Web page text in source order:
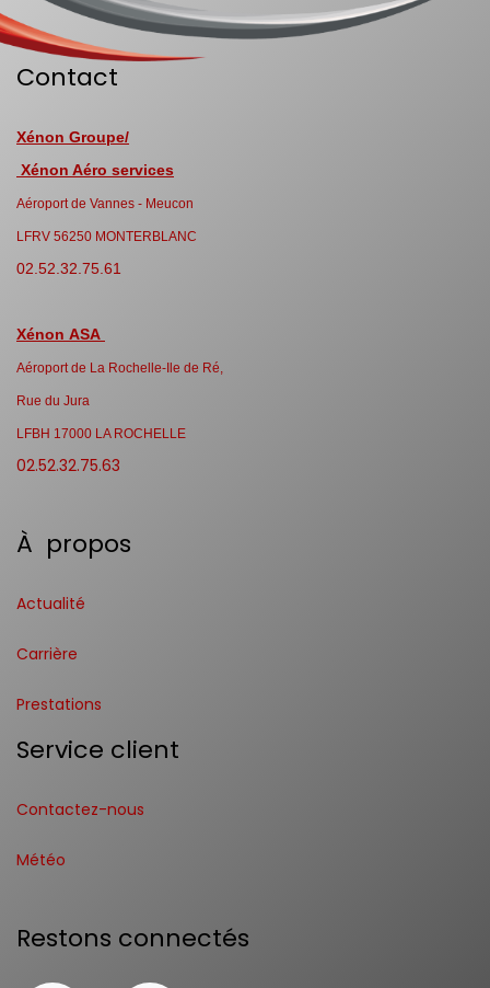
Contact
Xénon Groupe/
Xénon Aéro services
Aéroport de Vannes - Meucon
LFRV 56250 MONTERBLANC
02.52.32.75.61
Xénon ASA
Aéroport de La Rochelle-Ile de Ré,
Rue du Jura
LFBH 17000 LA ROCHELLE
02.52.32.75.63
À propos
Actualité
Carrière
Prestations
Service client
Contactez-nous
Météo
Restons connectés